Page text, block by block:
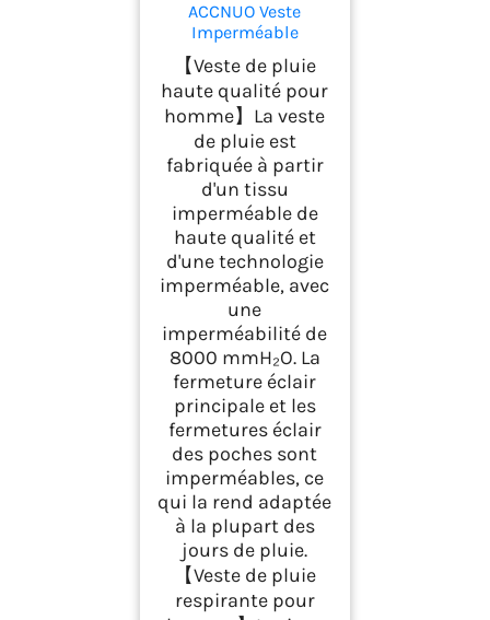
ACCNUO Veste
Imperméable
Homme
Imperméable et
légère Veste de pluie
pour homme veste de
pluie pour le
cyclisme, la
randonnée et
l'escalade
【Veste de pluie
haute qualité pour
homme】La veste
de pluie est
fabriquée à partir
d'un tissu
imperméable de
haute qualité et
d'une technologie
imperméable, avec
une
imperméabilité de
8000 mmH₂O. La
fermeture éclair
principale et les
fermetures éclair
des poches sont
imperméables, ce
qui la rend adaptée
à la plupart des
jours de pluie.
【Veste de pluie
respirante pour